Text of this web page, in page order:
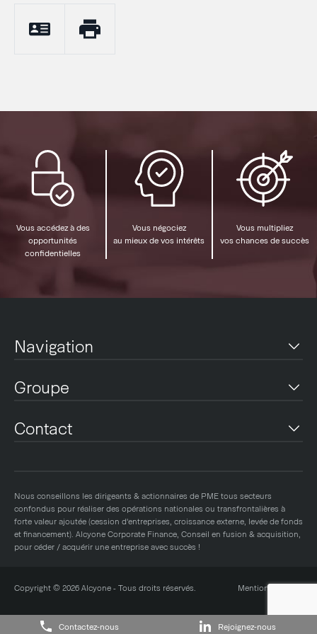
Contactez-nous Rejoignez-nous
Vous accédez à des
opportunités
confidentielles
Vous négociez
au mieux de vos intérêts
Vous multipliez
vos chances de succès
Navigation
Savoir-Faire
Rechercher des sociétés cibles
Cas pratique : transmettre un cabinet comptable
Contact
Groupe
Conseil patrimonial étendu
Recrutement
Contact
Luxembourg
T :(+352) 27 86 39 30
57050 LONGEVILLE-LES-METZ
+33(0) 3 87 76 30 00
Nous conseillons les dirigeants & actionnaires de PME tous secteurs
confondus pour réaliser des opérations nationales ou transfrontalières à
forte valeur ajoutée (cession d'entreprises, croissance externe, levée de fonds
et financement). Alcyone Corporate Finance, Conseil en fusion & acquisition,
pour céder / acquérir une entreprise avec succès !
Mentions Légales
Copyright © 2026 Alcyone - Tous droits réservés.